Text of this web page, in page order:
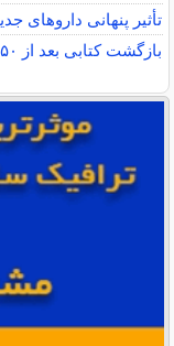
تأثیر پنهانی داروهای
بازگشت کتابی بعد از ۱۵۰سال